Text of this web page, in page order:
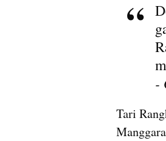
-
Tari